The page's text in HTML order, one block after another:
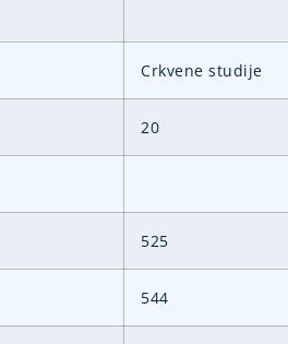
Crkvene studije
20
525
544